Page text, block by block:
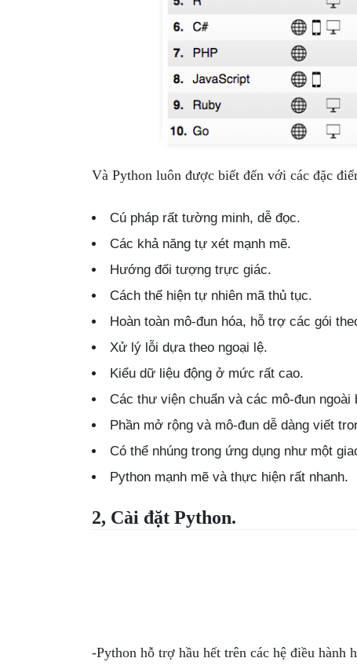
Và Python luôn được biết đến với các đặc
Cú pháp rất tường minh, dễ đọc.
Các khả năng tự xét mạnh mẽ.
Hướng đối tượng trực giác.
Cách thể hiện tự nhiên mã thủ tục.
Hoàn toàn mô-đun hóa, hỗ trợ các gói
Xử lý lỗi dựa theo ngoại lệ.
Kiểu dữ liệu động ở mức rất cao.
Các thư viện chuẩn và các mô-đun ngoài
Phần mở rộng và mô-đun dễ dàng viết
Có thể nhúng trong ứng dụng như một
Python mạnh mẽ và thực hiện rất nhanh.
2, Cài đặt Python.
-Python hỗ trợ hầu hết trên các hệ điều hành